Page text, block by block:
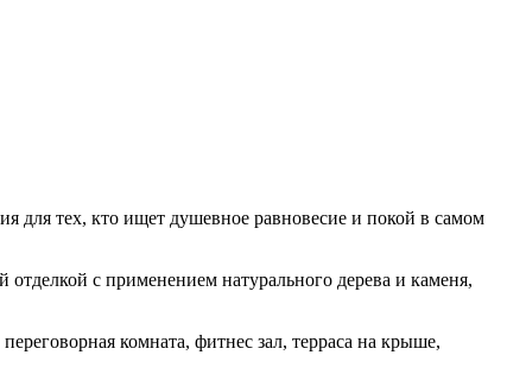
для тех, кто ищет душевное равновесие и покой в самом
с применением натурального дерева и каменя,
комната, фитнес зал, терраса на крыше,